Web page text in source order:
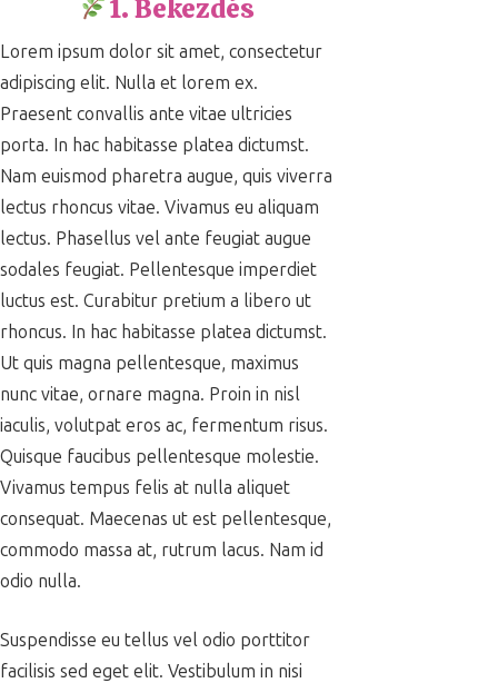
1. Bekezdés
Lorem ipsum dolor sit amet, consectetur
adipiscing elit. Nulla et lorem ex.
Praesent convallis ante vitae ultricies
porta. In hac habitasse platea dictumst.
Nam euismod pharetra augue, quis viverra
lectus rhoncus vitae. Vivamus eu aliquam
lectus. Phasellus vel ante feugiat augue
sodales feugiat. Pellentesque imperdiet
luctus est. Curabitur pretium a libero ut
rhoncus. In hac habitasse platea dictumst.
Ut quis magna pellentesque, maximus
nunc vitae, ornare magna. Proin in nisl
iaculis, volutpat eros ac, fermentum risus.
Quisque faucibus pellentesque molestie.
Vivamus tempus felis at nulla aliquet
consequat. Maecenas ut est pellentesque,
commodo massa at, rutrum lacus. Nam id
odio nulla.
Suspendisse eu tellus vel odio porttitor
facilisis sed eget elit. Vestibulum in nisi